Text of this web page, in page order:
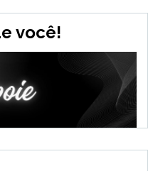
você!